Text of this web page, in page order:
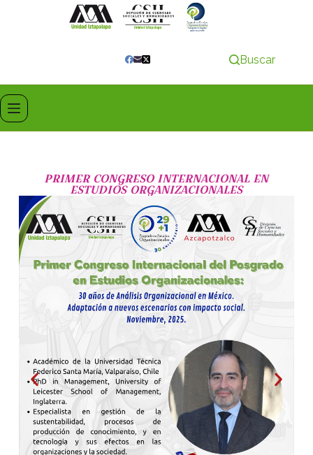
Buscar
PRIMER CONGRESO INTERNACIONAL EN
ESTUDIOS ORGANIZACIONALES